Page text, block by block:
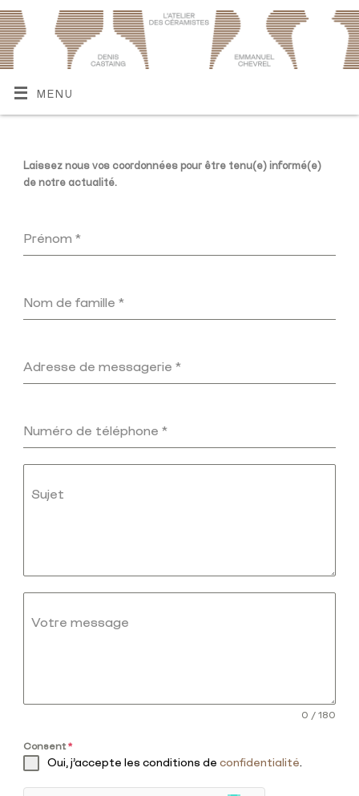
MENU
Laissez nous vos coordonnées pour être tenu(e) informé(e)
de notre actualité.
Prénom *
Nom de famille *
Adresse de messagerie *
Numéro de téléphone *
Sujet
Votre message
0 / 180
Consent*
Oui, j’accepte les conditions de confidentialité.